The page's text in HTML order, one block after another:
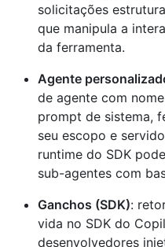
solicitações
que manipula a
da ferramenta.
Agente
de agente com
prompt de sistema,
seu escopo e
runtime do SDK
sub-agentes com
Ganchos (SDK):
vida no SDK do
desenvolvedores